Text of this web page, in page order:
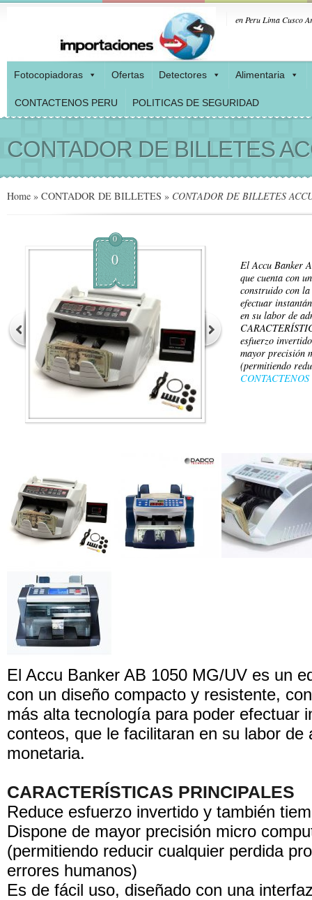
en Peru Lima Cusco
Fotocopiadoras Ofertas Detectores Alimentaria
CONTACTENOS PERU POLITICAS DE SEGURIDAD
CONTADOR DE BILLETES
Home » CONTADOR DE BILLETES » CONTADOR DE BILLETES
0
0
El Accu Banker
que cuenta con
construido con
efectuar
en su labor de
esfuerzo
mayor precisión
(permitiendo
CONTACTENOS
El Accu Banker AB 1050 MG/UV es un
con un diseño compacto y resistente,
más alta tecnología para poder efectuar
conteos, que le facilitaran en su labor de
monetaria.
CARACTERÍSTICAS PRINCIPALES
Reduce esfuerzo invertido y también
Dispone de mayor precisión micro
(permitiendo reducir cualquier perdida
errores humanos)
Es de fácil uso, diseñado con una